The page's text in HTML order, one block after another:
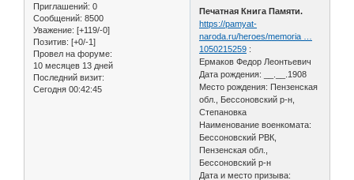
Приглашений: 0
Сообщений: 8500
Уважение: [+119/-0]
Позитив: [+0/-1]
Провел на форуме:
10 месяцев 13 дней
Последний визит:
Сегодня 00:42:45
Печатная Книга Памяти.
https://pamyat-
naroda.ru/heroes/memoria …
1050215259 :
Ермаков Федор Леонтьевич
Дата рождения: __.__.1908
Место рождения: Пензенская
обл., Бессоновский р-н,
Степановка
Наименование военкомата:
Бессоновский РВК,
Пензенская обл.,
Бессоновский р-н
Дата и место призыва: